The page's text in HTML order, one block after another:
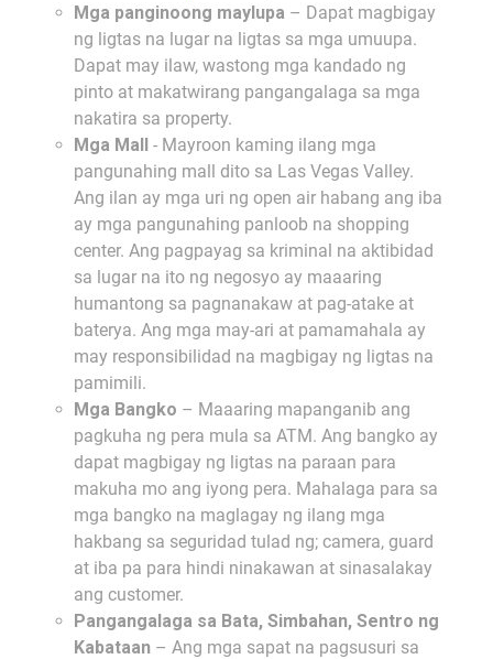
Mga panginoong maylupa – Dapat magbigay
ng ligtas na lugar na ligtas sa mga umuupa.
Dapat may ilaw, wastong mga kandado ng
pinto at makatwirang pangangalaga sa mga
nakatira sa property.
Mga Mall - Mayroon kaming ilang mga
pangunahing mall dito sa Las Vegas Valley.
Ang ilan ay mga uri ng open air habang ang iba
ay mga pangunahing panloob na shopping
center. Ang pagpayag sa kriminal na aktibidad
sa lugar na ito ng negosyo ay maaaring
humantong sa pagnanakaw at pag-atake at
baterya. Ang mga may-ari at pamamahala ay
may responsibilidad na magbigay ng ligtas na
pamimili.
Mga Bangko – Maaaring mapanganib ang
pagkuha ng pera mula sa ATM. Ang bangko ay
dapat magbigay ng ligtas na paraan para
makuha mo ang iyong pera. Mahalaga para sa
mga bangko na maglagay ng ilang mga
hakbang sa seguridad tulad ng; camera, guard
at iba pa para hindi ninakawan at sinasalakay
ang customer.
Pangangalaga sa Bata, Simbahan, Sentro ng
Kabataan – Ang mga sapat na pagsusuri sa